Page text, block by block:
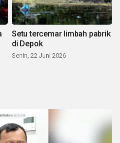
Setu tercemar limbah pabrik
di Depok
Senin, 22 Juni 2026